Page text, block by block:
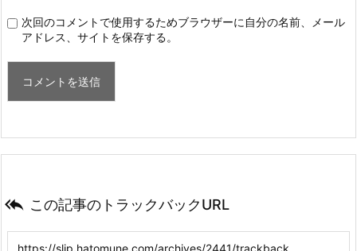
次回のコメントで使用するためブラウザーに自分の名前、メール
アドレス、サイトを保存する。
 この記事のトラックバックURL